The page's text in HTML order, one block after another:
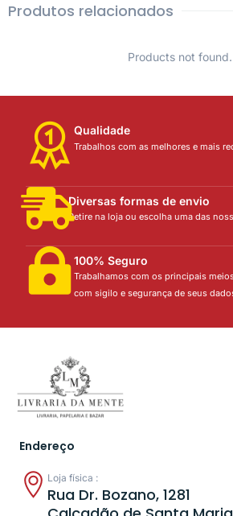
Produtos relacionados
Products not found.
Qualidade
Trabalhos com as melhores e mais
Diversas formas de envio
Retire na loja ou escolha uma das
100% Seguro
Trabalhamos com os principais
com sigilo e segurança de seus
Endereço
Loja física :
Rua Dr. Bozano, 1281